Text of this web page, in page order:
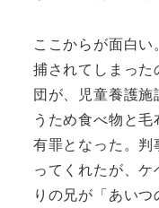
ここからが面白
捕されてしまっ
団が、児童養護
うため食べ物と
有罪となった。
ってくれたが、
りの兄が「あい